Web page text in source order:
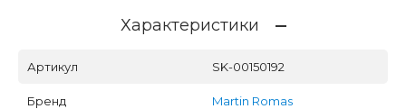
Характеристики
Артикул SK-00150192
Бренд Martin Romas